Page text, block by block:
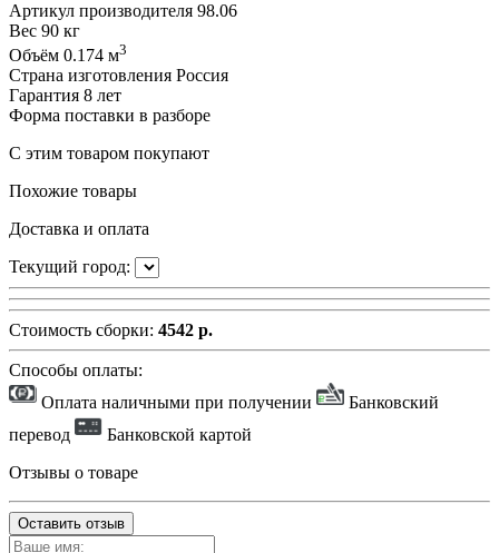
Артикул производителя 98.06
Вес 90 кг
Объём 0.174 м3
Страна изготовления Россия
Гарантия 8 лет
Форма поставки в разборе
С этим товаром покупают
Похожие товары
Доставка и оплата
Текущий город:
Стоимость сборки: 4542 р.
Способы оплаты:
Оплата наличными при получении
Банковский
перевод
Банковской картой
Отзывы о товаре
Оставить отзыв